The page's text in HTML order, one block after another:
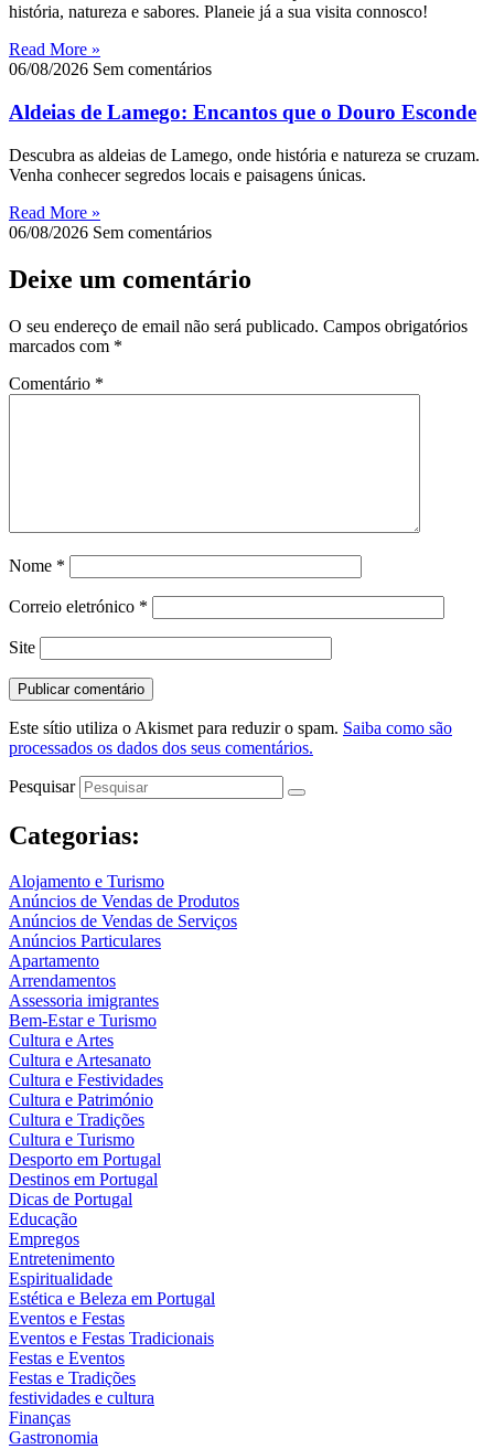
história, natureza e sabores. Planeie já a sua visita connosco!
Read More »
06/08/2026 Sem comentários
Aldeias de Lamego: Encantos que o Douro Esconde
Descubra as aldeias de Lamego, onde história e natureza se cruzam.
Venha conhecer segredos locais e paisagens únicas.
Read More »
06/08/2026 Sem comentários
Deixe um comentário
O seu endereço de email não será publicado. Campos obrigatórios
marcados com *
Comentário *
Nome *
Correio eletrónico *
Site
Este sítio utiliza o Akismet para reduzir o spam. Saiba como são
processados os dados dos seus comentários.
Pesquisar
Categorias:
Alojamento e Turismo
Anúncios de Vendas de Produtos
Anúncios de Vendas de Serviços
Anúncios Particulares
Apartamento
Arrendamentos
Assessoria imigrantes
Bem-Estar e Turismo
Cultura e Artes
Cultura e Artesanato
Cultura e Festividades
Cultura e Património
Cultura e Tradições
Cultura e Turismo
Desporto em Portugal
Destinos em Portugal
Dicas de Portugal
Educação
Empregos
Entretenimento
Espiritualidade
Estética e Beleza em Portugal
Eventos e Festas
Eventos e Festas Tradicionais
Festas e Eventos
Festas e Tradições
festividades e cultura
Finanças
Gastronomia